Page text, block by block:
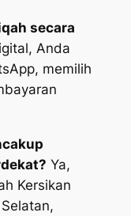
secara
Anda
memilih
Ya,
Kersikan